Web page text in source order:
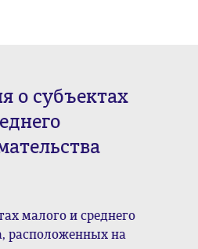
о субъектах
малого и среднего
расположенных на